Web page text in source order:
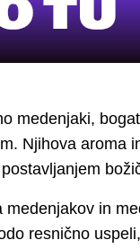
medenjaki,
Njihova aroma
medenjakov in
resnično